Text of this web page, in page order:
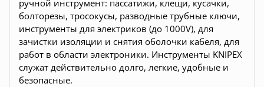
ручной инструмент: пассатижи, клещи, кусачки,
болторезы, тросокусы, разводные трубные ключи,
инструменты для электриков (до 1000V), для
зачистки изоляции и снятия оболочки кабеля, для
работ в области электроники. Инструменты KNIPEX
служат действительно долго, легкие, удобные и
безопасные.